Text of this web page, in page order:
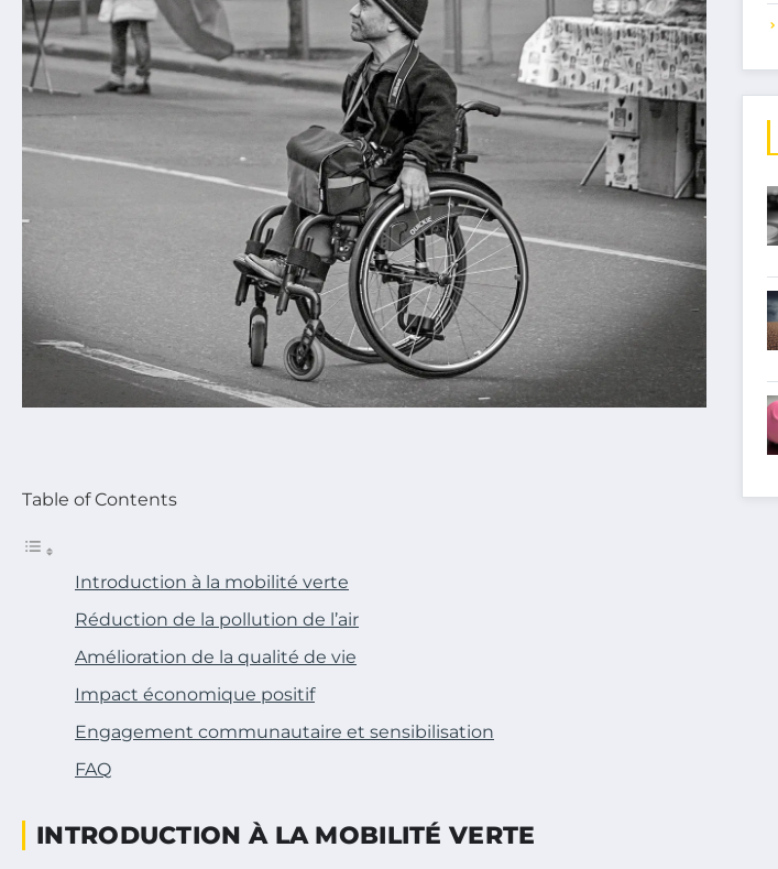
Table of Contents
Introduction à la mobilité verte
Réduction de la pollution de l’air
Amélioration de la qualité de vie
Impact économique positif
Engagement communautaire et sensibilisation
FAQ
INTRODUCTION À LA MOBILITÉ VERTE